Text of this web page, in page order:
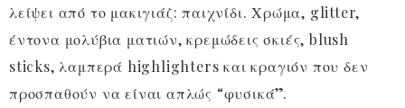
λείψει από το μακιγιάζ: παιχνίδι. Χρώμα, glitter,
έντονα μολύβια ματιών, κρεμώδεις σκιές, blush
sticks, λαμπερά highlighters και κραγιόν που δεν
προσπαθούν να είναι απλώς “φυσικά”.